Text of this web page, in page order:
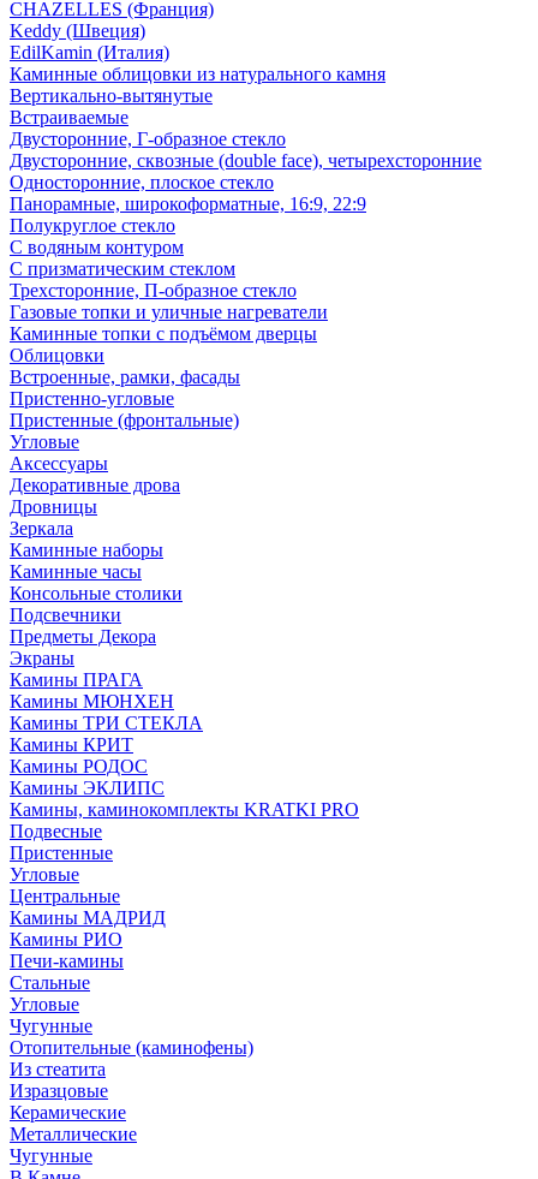
CHAZELLES (Франция)
Keddy (Швеция)
EdilKamin (Италия)
Каминные облицовки из натурального камня
Вертикально-вытянутые
Встраиваемые
Двусторонние, Г-образное стекло
Двусторонние, сквозные (double face), четырехсторонние
Односторонние, плоское стекло
Панорамные, широкоформатные, 16:9, 22:9
Полукруглое стекло
С водяным контуром
С призматическим стеклом
Трехсторонние, П-образное стекло
Газовые топки и уличные нагреватели
Каминные топки с подъёмом дверцы
Облицовки
Встроенные, рамки, фасады
Пристенно-угловые
Пристенные (фронтальные)
Угловые
Аксессуары
Декоративные дрова
Дровницы
Зеркала
Каминные наборы
Каминные часы
Консольные столики
Подсвечники
Предметы Декора
Экраны
Камины ПРАГА
Камины МЮНХЕН
Камины ТРИ СТЕКЛА
Камины КРИТ
Камины РОДОС
Камины ЭКЛИПС
Камины, каминокомплекты KRATKI PRO
Подвесные
Пристенные
Угловые
Центральные
Камины МАДРИД
Камины РИО
Печи-камины
Стальные
Угловые
Чугунные
Отопительные (каминофены)
Из стеатита
Изразцовые
Керамические
Металлические
Чугунные